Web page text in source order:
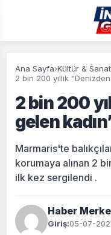
Ana Sayfa›Kültür & Sanat
2 bin 200 yıllık
2 bin 200
gelen
Marmaris'te
korumaya alınan 2
ilk kez sergilendi .
Haber
Giriş:05-07-